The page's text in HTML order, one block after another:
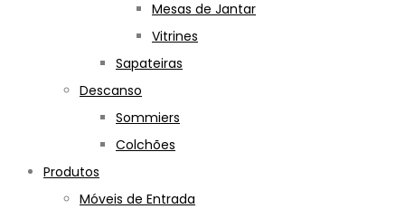
Mesas de Jantar
Vitrines
Sapateiras
Descanso
Sommiers
Colchões
Produtos
Móveis de Entrada